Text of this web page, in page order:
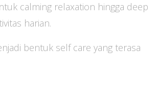
calming relaxation hingga deep
harian.
bentuk self care yang terasa